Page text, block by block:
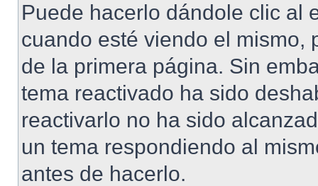
Puede hacerlo dándole clic al
cuando esté viendo el mismo,
de la primera página. Sin
tema reactivado ha sido
reactivarlo no ha sido
un tema respondiendo al
antes de hacerlo.